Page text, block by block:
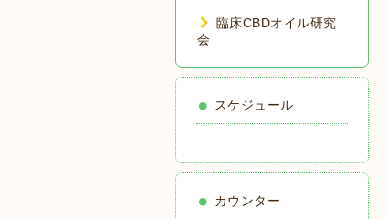
臨床CBDオイル研究
会
スケジュール
カウンター